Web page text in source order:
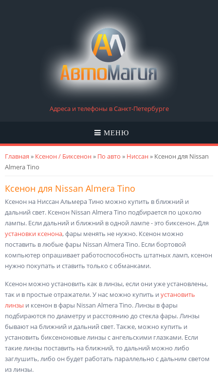
Адреса и телефоны в Санкт-Петербурге
МЕНЮ
Вы здесь
Главная » Ксенон / Биксенон» По авто » Ниссан» Ксенон для Nissan
Almera Tino
Ксенон для Nissan Almera Tino
Ксенон на Ниссан Альмера Тино можно купить в ближний и
дальний свет. Ксенон Nissan Almera Tino подбирается по цоколю
лампы. Если дальний и ближний в одной лампе - это биксенон. Для
установки ксенона, фары менять не нужно. Ксенон можно
поставить в любые фары Nissan Almera Tino. Если бортовой
компьютер опрашивает работоспособность штатных ламп, ксенон
нужно покупать и ставить только с обманками.
Ксенон можно установить как в линзы, если они уже установлены,
так и в простые отражатели. У нас можно купить и установить
линзы и ксенон в фары Nissan Almera Tino. Линзы в фары
подбираются по диаметру и расстоянию до стекла фары. Линзы
бывают на ближний и дальний свет. Также, можно купить и
установить биксеноновые линзы с ангельскими глазками. Если
такие линзы поставить на ближний, то дальний можно либо
заглушить, либо он будет работать параллельно с дальним светом
из линзы.